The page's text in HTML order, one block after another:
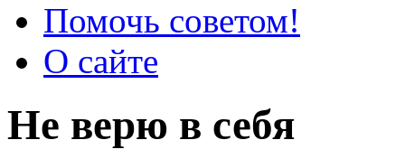
Помочь советом!
О сайте
Не верю в себя